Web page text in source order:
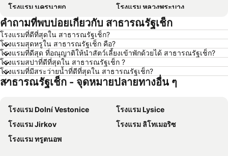
โรงแรม นครนายก
โรงแรม หลวงพระบาง
โรงแรม เกาะล้าน
โรงแรม ซินยี่
โรงแรม ระยอง
โรงแรม สระบุรี
โรงแรม นครราชสีมา
โรงแรม หาดป่าตอง
โรงแรม อุดรธานี
โรงแรม เวียงจันทน์
โรงแรม เกาะหลีเป๊ะ
โรงแรม ภาคตะวันออกเฉียงเหนือ
โรงแรม Schaffhausen
โรงแรม มาเก๊า
โรงแรม ไทเป
โรงแรม ทัสคานี
คำถามที่พบบ่อยเกี่ยวกับ สาธารณรัฐเช็ก
โรงแรมที่ดีที่สุดใน สาธารณรัฐเช็ก?
โรงแรมสุดหรูใน สาธารณรัฐเช็ก คือ?
โรงแรมที่ดีสุด ที่อณุญาติให้นำสัตว์เลี้ยงเข้าพักด้วยได้ สาธารณรัฐเช็ก?
โรงแรมสปาที่ดีที่สุดใน สาธารณรัฐเช็ก ?
โรงแรมที่มีสระว่ายน้ำที่ดีที่สุดใน สาธารณรัฐเช็ก?
สาธารณรัฐเช็ก - จุดหมายปลายทางอื่น ๆ
โรงแรม Dolní Vestonice
โรงแรม Lysice
โรงแรม Jirkov
โรงแรม ลิโทเมอริซ
โรงแรม ทรูตนอพ